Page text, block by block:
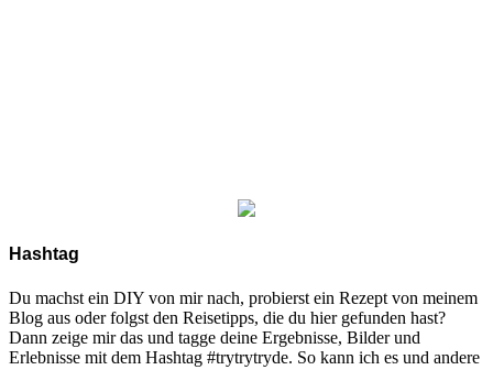
Hashtag
Du machst ein DIY von mir nach, probierst ein Rezept von meinem
Blog aus oder folgst den Reisetipps, die du hier gefunden hast?
Dann zeige mir das und tagge deine Ergebnisse, Bilder und
Erlebnisse mit dem Hashtag #trytrytryde. So kann ich es und andere